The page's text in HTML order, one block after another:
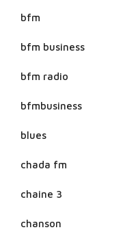
bfm
bfm business
bfm radio
bfmbusiness
blues
chada fm
chaine 3
chanson